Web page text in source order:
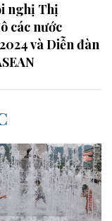
nghị Thị
các nước
và Diễn đàn